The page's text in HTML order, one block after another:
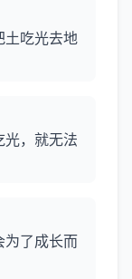
土吃光去地
光，就无法
为了成长而